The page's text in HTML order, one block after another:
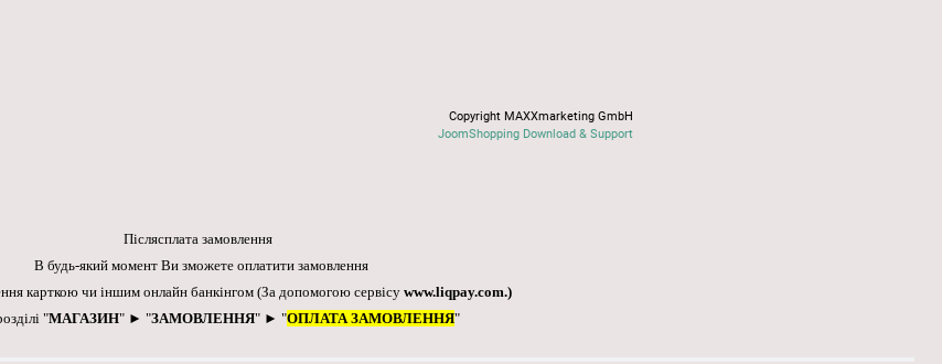
Copyright MAXXmarketing GmbH
JoomShopping Download & Support
Післясплата замовлення
В будь-який момент Ви зможете оплатити замовлення
карткою чи іншим онлайн банкінгом(За допомогою сервісу www.liqpay.com.)
"МАГАЗИН" ► "ЗАМОВЛЕННЯ" ► "ОПЛАТА ЗАМОВЛЕННЯ"